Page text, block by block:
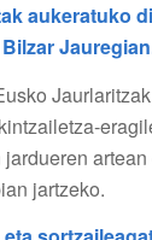
aukeratuko
jartzeko.